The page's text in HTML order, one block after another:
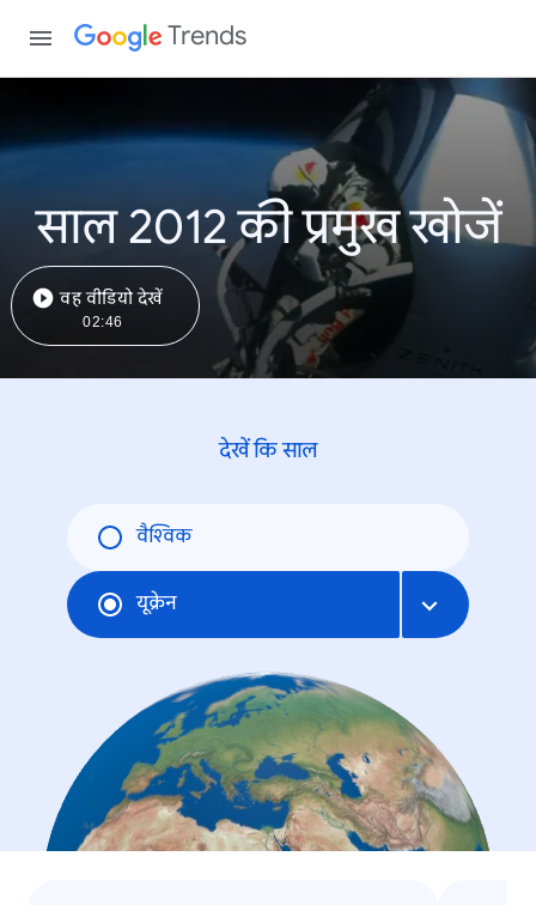
Trends
साल 2012 की प्रमुख खोजें
वह वीडियो देखें
02:46
देखें कि साल
वैश्विक
यूक्रेन